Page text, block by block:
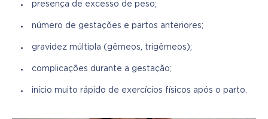
presença de excesso de peso;
número de gestações e partos anteriores;
gravidez múltipla (gêmeos, trigêmeos);
complicações durante a gestação;
início muito rápido de exercícios físicos após o parto.